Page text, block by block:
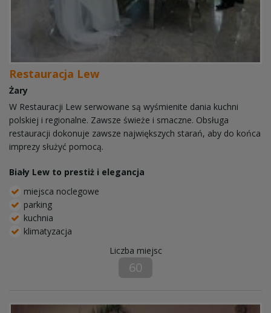
Restauracja Lew
Żary
W Restauracji Lew serwowane są wyśmienite dania kuchni
polskiej i regionalne. Zawsze świeże i smaczne. Obsługa
restauracji dokonuje zawsze największych starań, aby do końca
imprezy służyć pomocą.
Biały Lew to prestiż i elegancja
miejsca noclegowe
parking
kuchnia
klimatyzacja
Liczba miejsc
60